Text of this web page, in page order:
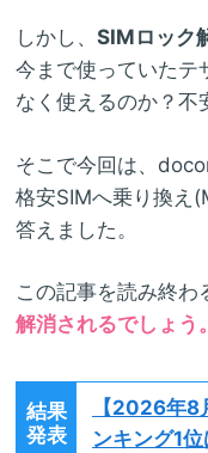
しかし、 SIMロック
今まで使っていたテ
なく使えるのか？不
そこで今回は、
格安SIMへ乗り換え
答えました。
この記事を読み終わ
解消されるでしょう。
結果
発表
【2026年8
ンキング1位